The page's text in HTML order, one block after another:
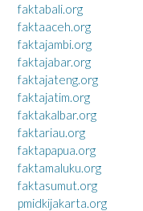
faktabali.org
faktaaceh.org
faktajambi.org
faktajabar.org
faktajateng.org
faktajatim.org
faktakalbar.org
faktariau.org
faktapapua.org
faktamaluku.org
faktasumut.org
pmidkijakarta.org